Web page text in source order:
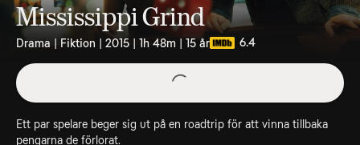
Mississippi Grind
Drama | Fiktion | 2015 | 1h 48m | 15 år 6.4
Ett par spelare beger sig ut på en roadtrip för att vinna tillbaka
pengarna de förlorat.